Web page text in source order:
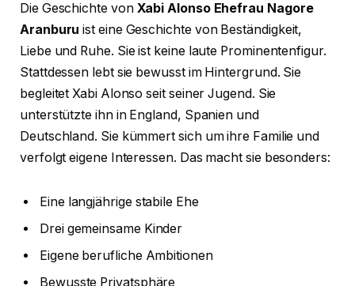
Die Geschichte von Xabi Alonso Ehefrau Nagore
Aranburu ist eine Geschichte von Beständigkeit,
Liebe und Ruhe. Sie ist keine laute Prominentenfigur.
Stattdessen lebt sie bewusst im Hintergrund. Sie
begleitet Xabi Alonso seit seiner Jugend. Sie
unterstützte ihn in England, Spanien und
Deutschland. Sie kümmert sich um ihre Familie und
verfolgt eigene Interessen. Das macht sie besonders:
Eine langjährige stabile Ehe
Drei gemeinsame Kinder
Eigene berufliche Ambitionen
Bewusste Privatsphäre